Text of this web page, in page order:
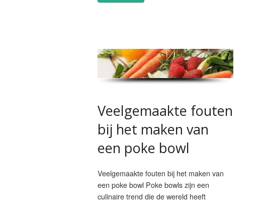
Veelgemaakte fouten
bij het maken van
een poke bowl
Veelgemaakte fouten bij het maken van
een poke bowl Poke bowls zijn een
culinaire trend die de wereld heeft